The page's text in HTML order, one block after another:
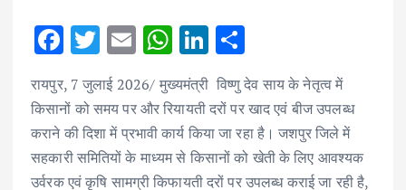
F
e
b
o
T
w
it
te
r
E
ai
l
W
h
at
s
A
Li
n
k
e
dI
h
ar
e
रायपुर, 7 जुलाई 2026/ मुख्यमंत्री विष्णु देव साय के नेतृत्व में
किसानों को समय पर और रियायती दरों पर खाद एवं बीज उपलब्ध
कराने की दिशा में प्रभावी कार्य किया जा रहा है। जशपुर जिले में
सहकारी समितियों के माध्यम से किसानों को खेती के लिए आवश्यक
उर्वरक एवं कृषि सामग्री किफायती दरों पर उपलब्ध कराई जा रही है,